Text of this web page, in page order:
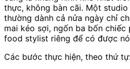
thực, không bàn cãi. Một
thường dành cả nửa ngày chỉ
mai kéo sợi, ngốn ba bốn chiếc
food stylist riêng để có được
Các bước thực hiện, theo thứ